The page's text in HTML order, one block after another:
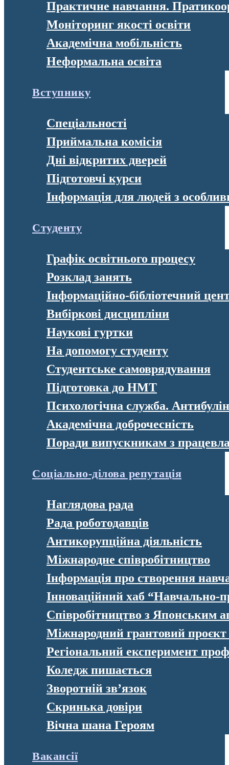
Практичне навчання.
Моніторинг якості освіти
Академічна мобільність
Неформальна освіта
Вступнику
Спеціальності
Приймальна комісія
Дні відкритих дверей
Підготовчі курси
Інформація для людей з
Студенту
Графік освітнього процесу
Розклад занять
Інформаційно-бібліотечний
Вибіркові дисципліни
Наукові гуртки
На допомогу студенту
Студентське самоврядування
Підготовка до НМТ
Психологічна служба.
Академічна доброчесність
Поради випускникам з
Соціально-ділова репутація
Наглядова рада
Рада роботодавців
Антикорупційна діяльність
Міжнародне співробітництво
Інформація про створення
Інноваційний хаб “Навчально-
Співробітництво з Японським
Міжнародний грантовий
Регіональний експеримент
Коледж пишається
Зворотній зв’язок
Скринька довіри
Вічна шана Героям
Вакансії